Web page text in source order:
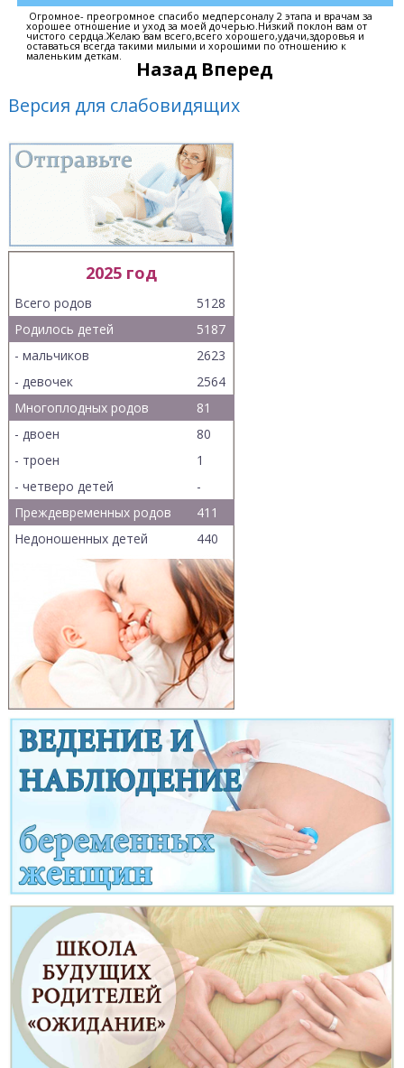
Огромное- преогромное спасибо медперсоналу 2 этапа и врачам за
хорошее отношение и уход за моей дочерью.Низкий поклон вам от
чистого сердца.Желаю вам всего,всего хорошего,удачи,здоровья и
оставаться всегда такими милыми и хорошими по отношению к
маленьким деткам.
Назад Вперед
Версия для слабовидящих
2025 год
Всего родов
5128
Родилось детей
5187
- мальчиков
2623
- девочек
2564
Многоплодных родов
81
- двоен
80
- троен
1
- четверо детей
-
Преждевременных родов
411
Недоношенных детей
440